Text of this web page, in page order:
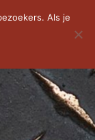
Als je